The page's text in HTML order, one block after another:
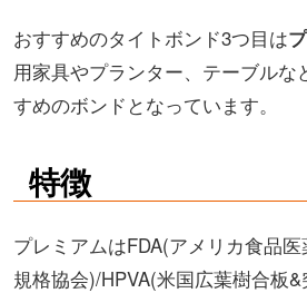
おすすめのタイトボンド3つ目は
用家具やプランター、テーブルな
すめのボンドとなっています。
特徴
プレミアムはFDA(アメリカ食品
規格協会)/HPVA(米国広葉樹合板